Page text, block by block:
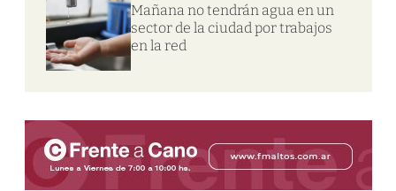
Mañana no tendrán agua en un
sector de la ciudad por trabajos
en la red